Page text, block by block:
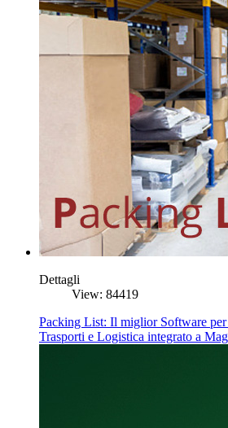
Dettagli
View: 84419
Packing List: Il miglior Software
Trasporti e Logistica integrato a